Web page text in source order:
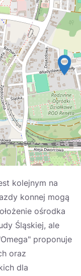
kolejnym na
konnej mogą
ośrodka
Śląskiej, ale
proponuje
oraz
dla